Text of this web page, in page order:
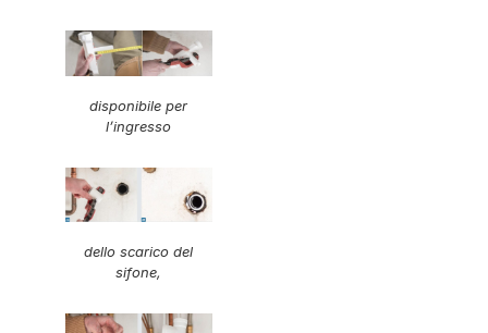
disponibile per
l’ingresso
dello scarico del
sifone,